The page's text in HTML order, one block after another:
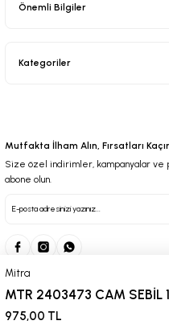
Mitra
MTR 2403473 CAM SEBİL
975,00 TL
Önemli Bilgiler
Kategoriler
Mutfakta İlham Alın, Fırsatları
Size özel indirimler, kampanyalar ve
abone olun.
© 2025 Tüm Hakları Saklıdır. Kredi kartı bilgileriniz